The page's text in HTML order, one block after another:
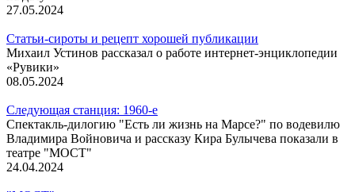
27.05.2024
Статьи-сироты и рецепт хорошей публикации
Михаил Устинов рассказал о работе интернет-энциклопедии
«Рувики»
08.05.2024
Следующая станция: 1960-е
Спектакль-дилогию "Есть ли жизнь на Марсе?" по водевилю
Владимира Войновича и рассказу Кира Булычева показали в
театре "МОСТ"
24.04.2024